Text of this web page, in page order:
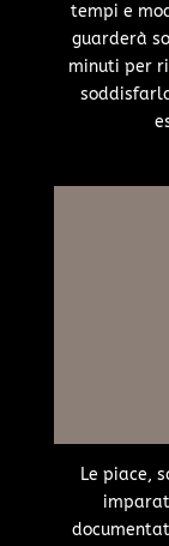
tempi e
guarderà
minuti per
Le piace,